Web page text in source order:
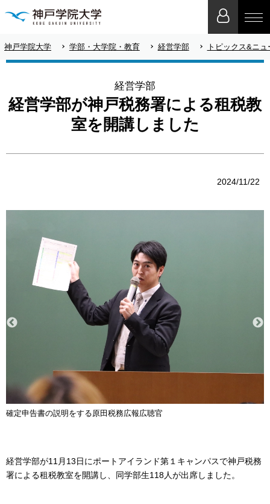
神戸学院大学 学部・大学院・教育 経営学部 トピックス&ニ
経営学部
経営学部が神戸税務署による租税教
室を開講しました
2024/11/22
確定申告書の説明をする原田税務広報広聴官
経営学部が11月13日にポートアイランド第１キャンパスで神戸税務
署による租税教室を開講し、同学部生118人が出席しました。